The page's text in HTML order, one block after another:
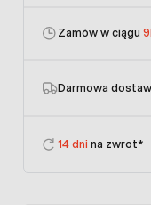
Zamów w ciągu
Darmowa
14 dni na zwrot*